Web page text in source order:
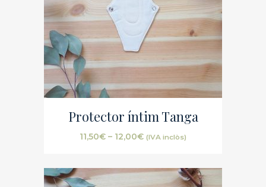
Protector íntim Tanga
11,50€ – 12,00€ (IVA inclòs)